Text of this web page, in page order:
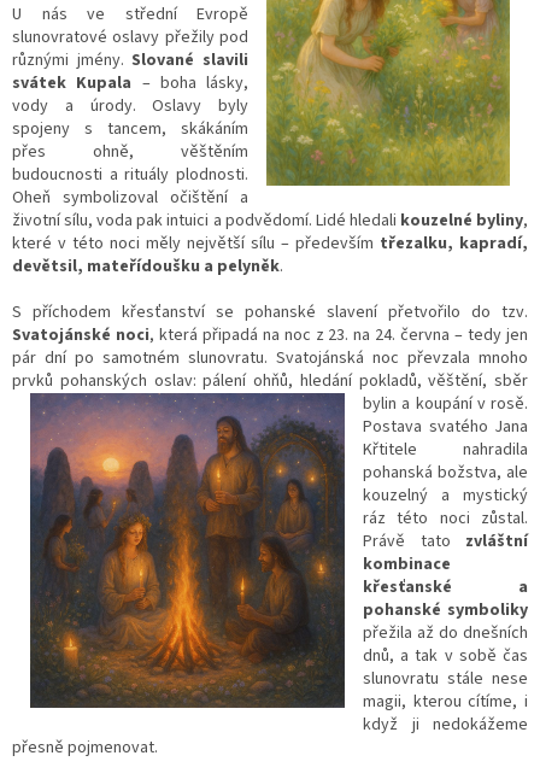
U nás ve střední Evropě
slunovratové oslavy přežily pod
různými jmény.Slované slavili
svátek Kupala – boha lásky,
vody a úrody. Oslavy byly
spojeny s tancem, skákáním
přes ohně, věštěním
budoucnosti a rituály plodnosti.
Oheň symbolizoval očištění a
životní sílu, voda pak intuici a podvědomí. Lidé hledali kouzelné byliny,
které v této noci měly největší sílu – především třezalku, kapradí,
devětsil, mateřídoušku a pelyněk.
S příchodem křesťanství se pohanské slavení přetvořilo do tzv.
Svatojánské noci, která připadá na noc z 23. na 24. června – tedy jen
pár dní po samotném slunovratu. Svatojánská noc převzala mnoho
prvků pohanských oslav: pálení ohňů, hledání pokladů, věštění, sběr
bylin a koupání v rosě.
Postava svatého Jana
Křtitele nahradila
pohanská božstva, ale
kouzelný a mystický
ráz této noci zůstal.
Právě tato zvláštní
kombinace
křesťanské a
pohanské symboliky
přežila až do dnešních
dnů, a tak v sobě čas
slunovratu stále nese
magii, kterou cítíme, i
když ji nedokážeme
přesně pojmenovat.